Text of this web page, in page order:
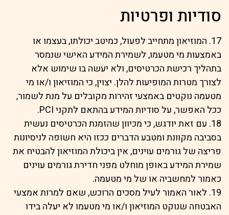
סודיות ופרטיות
17. המוזיאון מתחייב לפעול, כמיטב יכולתו, בעצמו או
באמצעות מי מטעמו, לשמירת המידע האישי שנמסר
בתהליך רכישת הכרטיסים, ולא יעשה בו שימוש אלא
לצורך מטרות המופיעות להלן. יצוין, כי המוזיאון ו/או מי
מטעמה נוקטים באמצעי זהירות מקובלים על מנת לשמור,
ככל האפשר, על סודיות המידע בהתאם לתקני PCI.
18. עם זאת יודגש, כי מכיוון שהזמנת הכרטיסים נעשית
בסביבה מקוונת ומטבע הדברים ככזו היא חשופה לניסיונות
פריצה של גורמים עוינים, אין ביכולת המוזיאון להבטיח את
שמירת המידע באופן מוחלט מפני חדירת גורמים עוינים
כאמור למחשביה או של מי מטעמה.
19. לאור האמור לעיל מסכים הרוכש, שאם למרות אמצעי
האבטחה שנוקט המוזיאון ו/או מי מטעמו לא יעלה בידו